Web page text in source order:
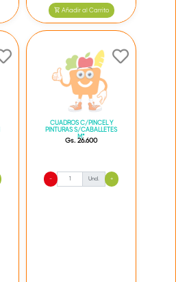
Añadir al Carrito
CUADROS C/PINCEL Y
PINTURAS S/CABALLETES
M*
Gs. 26.600
- Und. +